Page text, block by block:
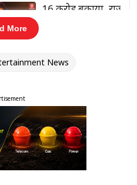
राजपाल यादव की
नीलाम
कि उनका अभिनय बेहद
मोदी की ओर इशारा करते
कहा कि “ये लेखक-निर्देशक
More
News